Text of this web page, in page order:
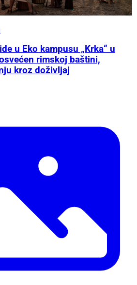
u Eko kampusu „Krka“ u
rimskoj baštini,
kroz doživljaj